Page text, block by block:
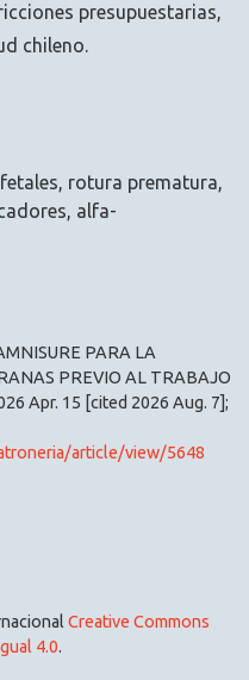
rotura prematura
alfa-
PARA LA
PREVIO AL TRABAJO
Apr. 15 [cited 2026 Aug. 7];
article/view/5648
presupuestarias,
chileno.
Creative Commons
4.0.